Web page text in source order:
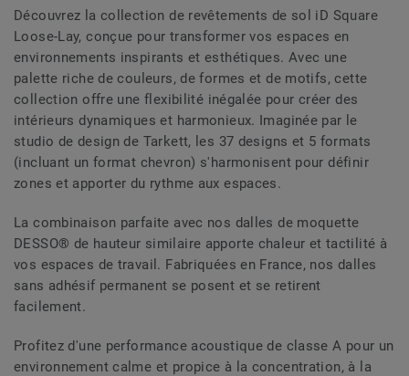
Découvrez la collection de revêtements de sol iD Square
Loose-Lay, conçue pour transformer vos espaces en
environnements inspirants et esthétiques. Avec une
palette riche de couleurs, de formes et de motifs, cette
collection offre une flexibilité inégalée pour créer des
intérieurs dynamiques et harmonieux. Imaginée par le
studio de design de Tarkett, les 37 designs et 5 formats
(incluant un format chevron) s'harmonisent pour définir
zones et apporter du rythme aux espaces.
La combinaison parfaite avec nos dalles de moquette
DESSO® de hauteur similaire apporte chaleur et tactilité à
vos espaces de travail. Fabriquées en France, nos dalles
sans adhésif permanent se posent et se retirent
facilement.
Profitez d'une performance acoustique de classe A pour un
environnement calme et propice à la concentration, à la